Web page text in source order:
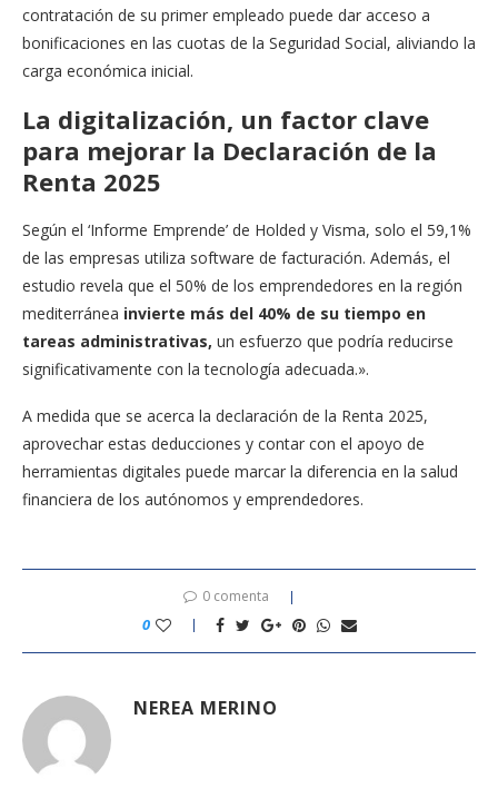
contratación de su primer empleado puede dar acceso a
bonificaciones en las cuotas de la Seguridad Social, aliviando la
carga económica inicial.
La digitalización, un factor clave
para mejorar la Declaración de la
Renta 2025
Según el ‘Informe Emprende’ de Holded y Visma, solo el 59,1%
de las empresas utiliza software de facturación. Además, el
estudio revela que el 50% de los emprendedores en la región
mediterránea invierte más del 40% de su tiempo en
tareas administrativas, un esfuerzo que podría reducirse
significativamente con la tecnología adecuada.».
A medida que se acerca la declaración de la Renta 2025,
aprovechar estas deducciones y contar con el apoyo de
herramientas digitales puede marcar la diferencia en la salud
financiera de los autónomos y emprendedores.
0 comenta
0
NEREA MERINO